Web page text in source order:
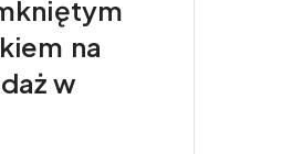
na
w